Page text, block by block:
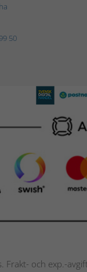
50
Frakt- och exp.-